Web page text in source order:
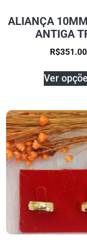
ALIANÇA
ANTIGA
R$351.00
Ver